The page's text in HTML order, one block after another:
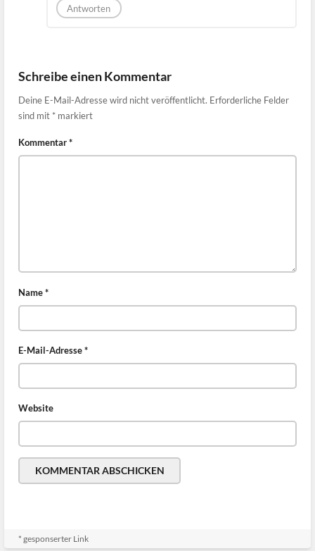
Antworten
Schreibe einen Kommentar
Deine E-Mail-Adresse wird nicht veröffentlicht. Erforderliche Felder
sind mit * markiert
Kommentar*
Name*
E-Mail-Adresse*
Website
* gesponserter Link